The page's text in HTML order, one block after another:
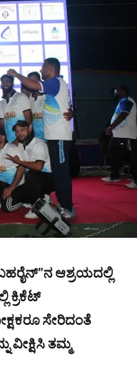
ಆಶ್ರಯದಲ್ಲಿ
ಕ್ರಿಕೆಟ್
ಸೇರಿದಂತೆ
ವೀಕ್ಷಿಸಿ ತಮ್ಮ